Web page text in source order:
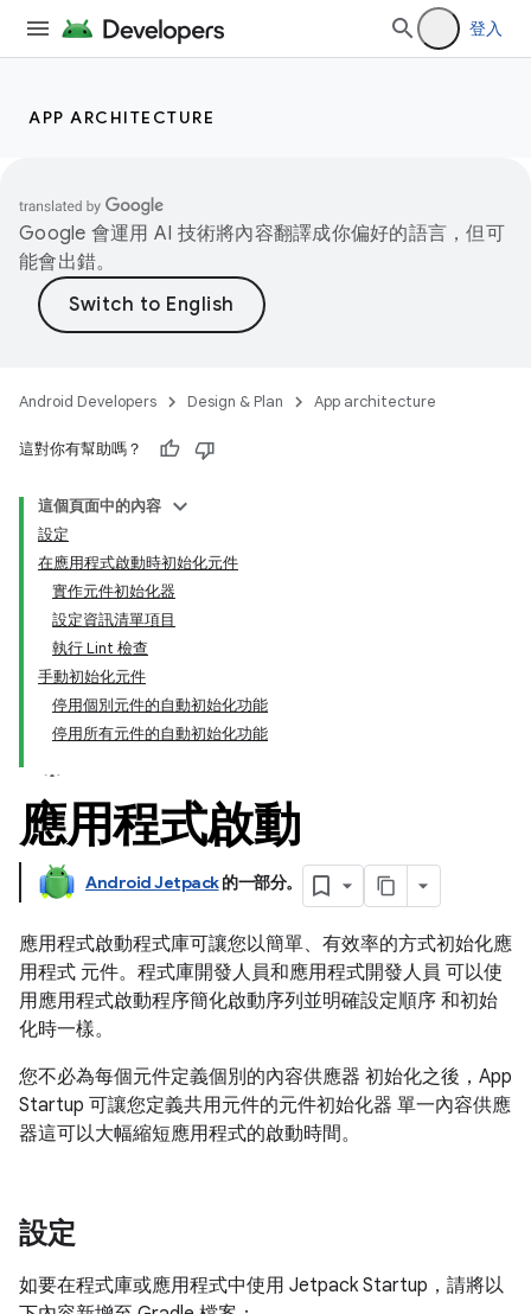
登入
APP ARCHITECTURE
Google 會運用 AI 技術將內容翻譯成你偏好的語言，但可
能會出錯。
Android Developers Design & Plan App architecture
這對你有幫助嗎？
這個頁面中的內容
設定
在應用程式啟動時初始化元件
實作元件初始化器
設定資訊清單項目
執行 Lint 檢查
手動初始化元件
停用個別元件的自動初始化功能
停用所有元件的自動初始化功能
應用程式啟動
Android Jetpack的一部分。
應用程式啟動程式庫可讓您以簡單、有效率的方式初始化應
用程式 元件。程式庫開發人員和應用程式開發人員 可以使
用應用程式啟動程序簡化啟動序列並明確設定順序 和初始
化時一樣。
您不必為每個元件定義個別的內容供應器 初始化之後，App
Startup 可讓您定義共用元件的元件初始化器 單一內容供應
器這可以大幅縮短應用程式的啟動時間。
設定
如要在程式庫或應用程式中使用 Jetpack Startup，請將以